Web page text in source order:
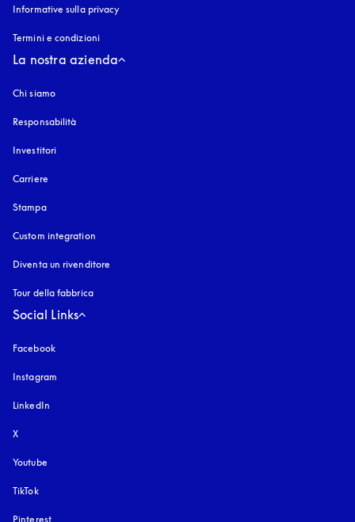
Informative sulla privacy
Termini e condizioni
La nostra azienda
Chi siamo
Responsabilità
Investitori
Carriere
Stampa
Custom integration
Diventa un rivenditore
Tour della fabbrica
Social Links
Facebook
Instagram
LinkedIn
X
Youtube
TikTok
Pinterest